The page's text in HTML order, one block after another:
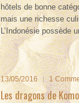
hôtels de bonne
mais une richesse
L’Indonésie possède
13/05/2016 1
Les dragons de